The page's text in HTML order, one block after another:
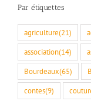
Par étiquettes
agriculture(21)
association(14)
Bourdeaux(65)
contes(9)